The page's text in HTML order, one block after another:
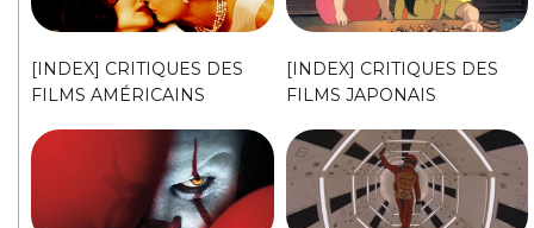
[INDEX] CRITIQUES DES
FILMS AMÉRICAINS
[INDEX] CRITIQUES DES
FILMS JAPONAIS